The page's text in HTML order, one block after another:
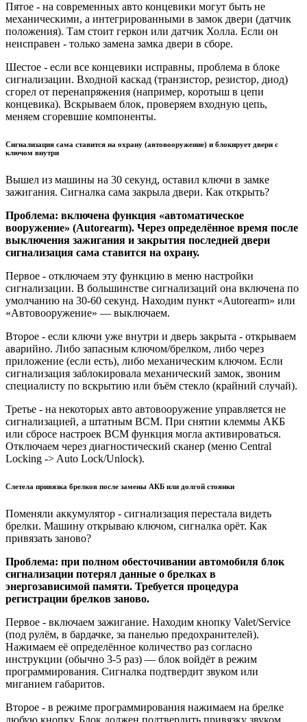
Пятое - на современных авто концевики могут быть не
механическими, а интегрированными в замок двери (датчик
положения). Там стоит геркон или датчик Холла. Если он
неисправен - только замена замка двери в сборе.
Шестое - если все концевики исправны, проблема в блоке
сигнализации. Входной каскад (транзистор, резистор, диод)
сгорел от перенапряжения (например, коротыш в цепи
концевика). Вскрываем блок, проверяем входную цепь,
меняем сгоревшие компоненты.
Сигнализация сама ставится на охрану (автовооружение) и блокирует двери с
ключом внутри
Вышел из машины на 30 секунд, оставил ключи в замке
зажигания. Сигналка сама закрыла двери. Как открыть?
Проблема: включена функция «автоматическое
вооружение» (Autorearm). Через определённое время после
выключения зажигания и закрытия последней двери
сигнализация сама ставится на охрану.
Первое - отключаем эту функцию в меню настройки
сигнализации. В большинстве сигнализаций она включена по
умолчанию на 30-60 секунд. Находим пункт «Autorearm» или
«Автовооружение» — выключаем.
Второе - если ключи уже внутри и дверь закрыта - открываем
аварийно. Либо запасным ключом/брелком, либо через
приложение (если есть), либо механическим ключом. Если
сигнализация заблокировала механический замок, звоним
специалисту по вскрытию или бъём стекло (крайний случай).
Третье - на некоторых авто автовооружение управляется не
сигнализацией, а штатным BCM. При снятии клеммы АКБ
или сбросе настроек BCM функция могла активироваться.
Отключаем через диагностический сканер (меню Central
Locking -> Auto Lock/Unlock).
Слетела привязка брелков после замены АКБ или долгой стоянки
Поменяли аккумулятор - сигнализация перестала видеть
брелки. Машину открываю ключом, сигналка орёт. Как
привязать заново?
Проблема: при полном обесточивании автомобиля блок
сигнализации потерял данные о брелках в
энергозависимой памяти. Требуется процедура
регистрации брелков заново.
Первое - включаем зажигание. Находим кнопку Valet/Service
(под рулём, в бардачке, за панелью предохранителей).
Нажимаем её определённое количество раз согласно
инструкции (обычно 3-5 раз) — блок войдёт в режим
программирования. Сигналка подтвердит звуком или
миганием габаритов.
Второе - в режиме программирования нажимаем на брелке
любую кнопку. Блок должен подтвердить привязку звуком.